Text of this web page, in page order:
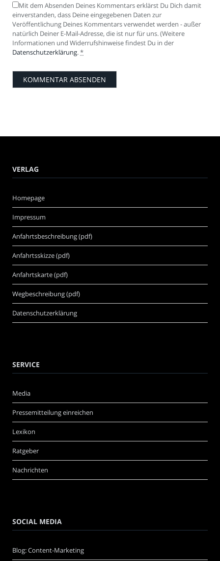
Mit dem Absenden Deines Kommentars erklärst Du Dich damit
einverstanden, dass Deine eingegebenen Daten zur
Veröffentlichung Deines Kommentars verwendet werden - außer
natürlich Deiner E-Mail-Adresse, die ist nur für uns. (Weitere
Informationen und Widerrufshinweise findest Du in der
Datenschutzerklärung. *
VERLAG
Homepage
Impressum
Anfahrtsbeschreibung (pdf)
Anfahrtsskizze (pdf)
Anfahrtskarte (pdf)
Wegbeschreibung (pdf)
Datenschutzerklärung
SERVICE
Media
Pressemitteilung einreichen
Lexikon
Ratgeber
Nachrichten
SOCIAL MEDIA
Blog: Content-Marketing